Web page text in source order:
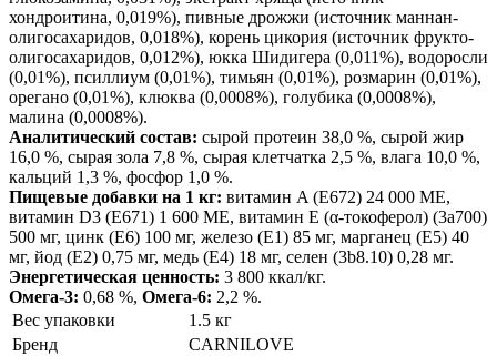
хондроитина, 0,019%), пивные дрожжи (источник маннан-
олигосахаридов, 0,018%), корень цикория (источник фрукто-
олигосахаридов, 0,012%), юкка Шидигера (0,011%), водоросли
(0,01%), псиллиум (0,01%), тимьян (0,01%), розмарин (0,01%),
орегано (0,01%), клюква (0,0008%), голубика (0,0008%),
малина (0,0008%).
Аналитический состав: сырой протеин 38,0 %, сырой жир
16,0 %, сырая зола 7,8 %, сырая клетчатка 2,5 %, влага 10,0 %,
кальций 1,3 %, фосфор 1,0 %.
Пищевые добавки на 1 кг: витамин A (E672) 24 000 МЕ,
витамин D3 (E671) 1 600 МЕ, витамин E (α-токоферол) (3a700)
500 мг, цинк (E6) 100 мг, железо (E1) 85 мг, марганец (E5) 40
мг, йод (E2) 0,75 мг, медь (E4) 18 мг, селен (3b8.10) 0,28 мг.
Энергетическая ценность: 3 800 ккал/кг.
Омега-3: 0,68 %, Омега-6: 2,2 %.
Вес упаковки
1.5 кг
Бренд
CARNILOVE